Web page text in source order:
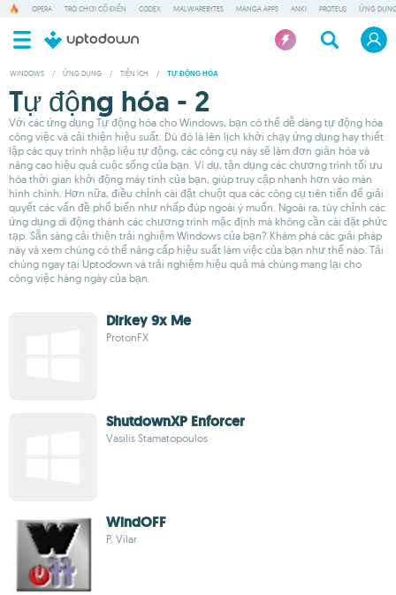
OPERA TRÒ CHƠI CỔ ĐIỂN CODEX MALWAREBYTES MANGA APPS ANKI PROTEUS ỨNG
WINDOWS / ỨNG DỤNG / TIỆN ÍCH / TỰ ĐỘNG HÓA
Tự động hóa - 2
Với các ứng dụng Tự động hóa cho Windows, bạn có thể dễ dàng tự động hóa
công việc và cải thiện hiệu suất. Dù đó là lên lịch khởi chạy ứng dụng hay thiết
lập các quy trình nhập liệu tự động, các công cụ này sẽ làm đơn giản hóa và
nâng cao hiệu quả cuộc sống của bạn. Ví dụ, tận dụng các chương trình tối ưu
hóa thời gian khởi động máy tính của bạn, giúp truy cập nhanh hơn vào màn
hình chính. Hơn nữa, điều chỉnh cài đặt chuột qua các công cụ tiên tiến để giải
quyết các vấn đề phổ biến như nhấp đúp ngoài ý muốn. Ngoài ra, tùy chỉnh các
ứng dụng di động thành các chương trình mặc định mà không cần cài đặt phức
tạp. Sẵn sàng cải thiện trải nghiệm Windows của bạn? Khám phá các giải pháp
này và xem chúng có thể nâng cấp hiệu suất làm việc của bạn như thế nào. Tải
chúng ngay tại Uptodown và trải nghiệm hiệu quả mà chúng mang lại cho
công việc hàng ngày của bạn.
Dirkey 9x Me
ProtonFX
ShutdownXP Enforcer
Vasilis Stamatopoulos
WindOFF
P. Vilar